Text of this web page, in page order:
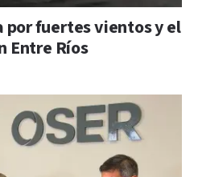
por fuertes vientos y el
Entre Ríos